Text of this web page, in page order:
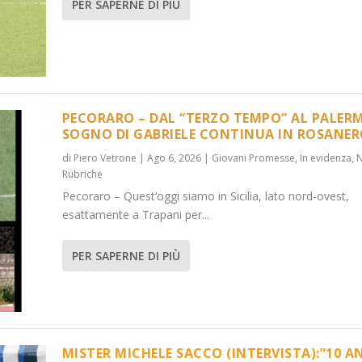
...
News,Rubriche
ANNI C...
Media
PER SAPERNE DI PIÙ
PECORARO – DAL “TERZO TEMPO” AL
SOGNO DI GABRIELE CONTINUA IN
di Piero Vetrone | Ago 6, 2026| Giovani Promesse, In evidenza,
Rubriche
Pecoraro – Quest’oggi siamo in Sicilia, lato nord-ovest,
esattamente a Trapani per...
PER SAPERNE DI PIÙ
MISTER MICHELE SACCO (INTERVISTA):”10